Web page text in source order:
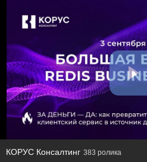
КОРУС Консалтинг 383 ролика